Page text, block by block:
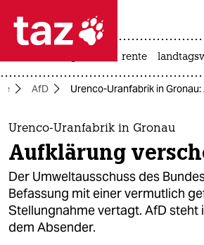
 taz zahl ich
taz zahl ich
themen
politik
öko
gesellschaft
rente
AfD Urenco-Uranfabrik in
Urenco-Uranfabrik in Gronau
Aufklärung
Der Umweltausschuss des
Befassung mit einer vermutlich
Stellungnahme vertagt. AfD steht
dem Absender.